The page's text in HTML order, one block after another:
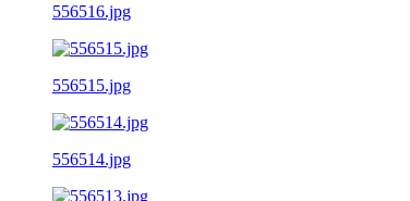
556516.jpg
556515.jpg
556514.jpg